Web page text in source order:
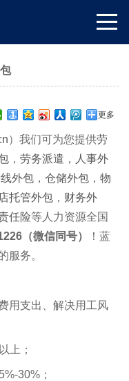
更多
）我们可为您提供劳
， 劳务派遣 ，
人事外
外包 ， 仓储外包 ， 物
托管外包 ， 财务外
任险等人力资源全国
（微信同号）
！蓝
服务。
用支出、解决用工风
上；
30%；